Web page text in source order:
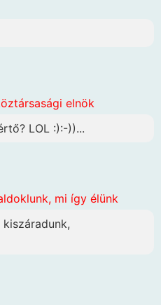
elnök
LOL :):-))...
mi így élünk
kiszáradunk,